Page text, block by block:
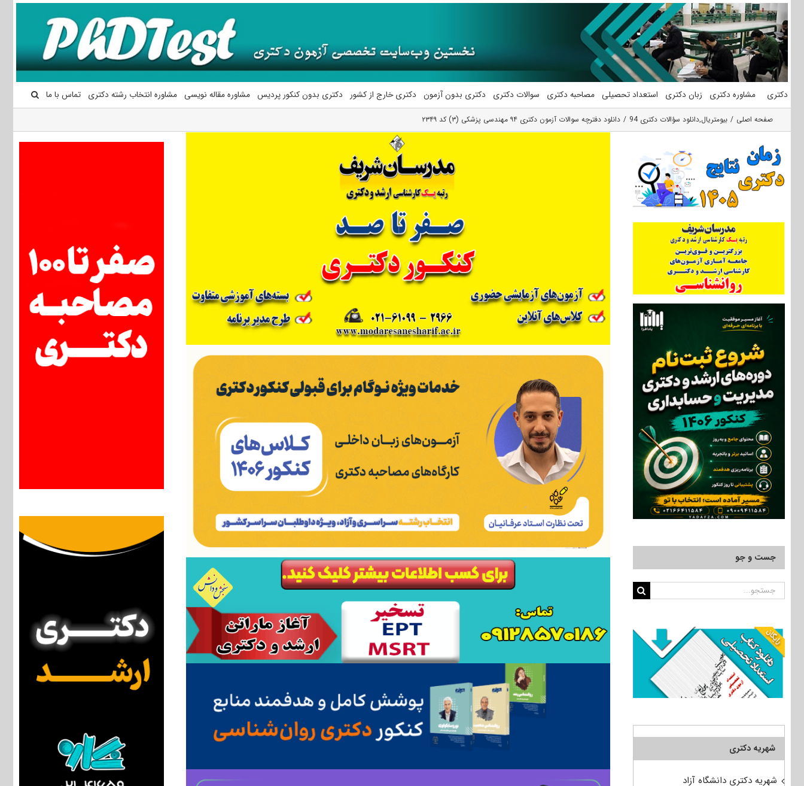
محتوا
دکتری مشاوره دکتری زبان دکتری استعداد تحصیلی مصاحبه دکتری سوالات دکتری دکتری بدون آزمون دکتری خارج از کشور دکتری بدون کنکور پردیس مشاوره مقاله نویسی مشاوره انتخاب رشته دکتری تماس با ما
صفحه اصلی بیومتریال,دانلود سؤالات دکتری 94 دانلود دفترچه سوالات آزمون دکتری ۹۴ مهندسی پزشکی (۳) کد ۲۳۴۹
جست و جو
جستجو
شهریه دکتری
شهریه دکتری دانشگاه آزاد